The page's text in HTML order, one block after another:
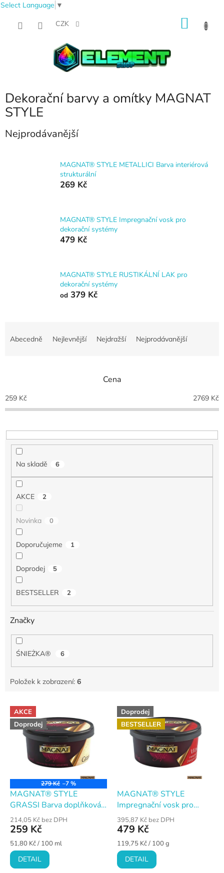
Select Language ▼
CZK
Dekorační barvy a omítky MAGNAT
STYLE
Nejprodávanější
MAGNAT® STYLE METALLICI Barva interiérová
strukturální
269 Kč
MAGNAT® STYLE Impregnační vosk pro
dekorační systémy
479 Kč
MAGNAT® STYLE RUSTIKÁLNÍ LAK pro
dekorační systémy
od 379 Kč
p
r
o
u
Abecedně Nejlevnější Nejdražší Nejprodávanější
Cena
259 Kč 2769 Kč
Na skladě 6
AKCE 2
Novinka 0
Doporučujeme 1
Doprodej 5
BESTSELLER 2
Značky
ŚNIEŻKA® 6
Položek k zobrazení: 6
V
p
AKCE
Doprodej
279 Kč –7 %
MAGNAT® STYLE
GRASSI Barva doplňková
do benátské hlinky
214,05 Kč bez DPH
259 Kč
Měrná
cena:
51,80 Kč / 100 ml
DETAIL
Doprodej
BESTSELLER
MAGNAT® STYLE
Impregnační vosk pro
dekorační systémy
395,87 Kč bez DPH
479 Kč
Měrná
cena:
119,75 Kč / 100 g
DETAIL